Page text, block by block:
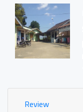
Review